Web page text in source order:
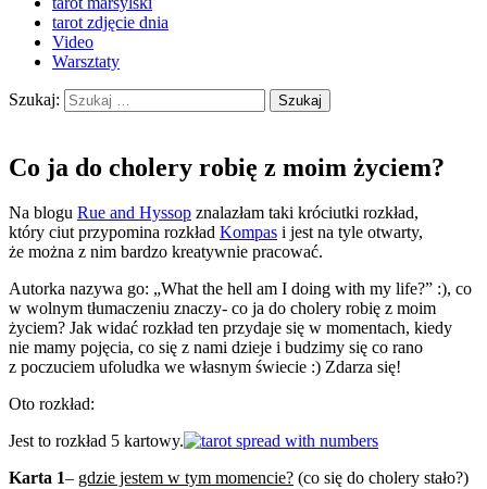
tarot zdjęcie dnia
Video
Warsztaty
Szukaj:
Co ja do cholery robię z moim życiem?
Na blogu Rue and Hyssop znalazłam taki króciutki rozkład,
który ciut przypomina rozkład Kompas i jest na tyle otwarty,
że można z nim bardzo kreatywnie pracować.
Autorka nazywa go: „What the hell am I doing with my life?” :), co
w wolnym tłumaczeniu znaczy- co ja do cholery robię z moim
życiem? Jak widać rozkład ten przydaje się w momentach, kiedy
nie mamy pojęcia, co się z nami dzieje i budzimy się co rano
z poczuciem ufoludka we własnym świecie :) Zdarza się!
Oto rozkład:
Jest to rozkład 5 kartowy.
Karta 1– gdzie jestem w tym momencie? (co się do cholery stało?)